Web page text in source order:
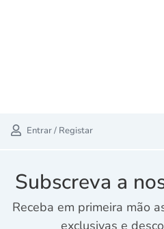
Entrar / Registar
Subscreva a
Receba em primeira mão
exclusivas e